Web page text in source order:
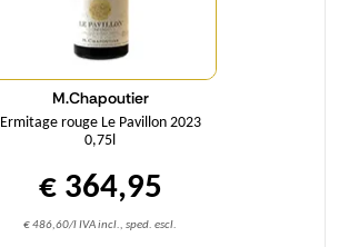
M.Chapoutier
Ermitage rouge Le Pavillon 2023
0,75l
€ 364,95
€ 486,60/l IVA incl., sped. escl.